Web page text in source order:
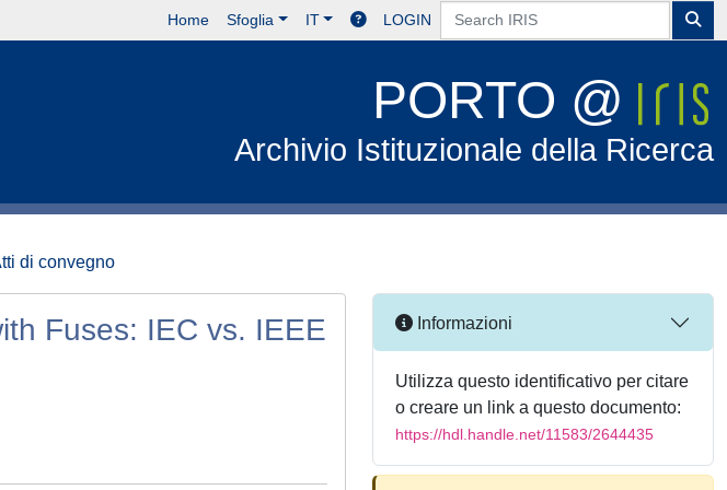
Home Sfoglia IT LOGIN
PORTO @
Archivio Istituzionale della Ricerca
di convegno
Fuses: IEC vs. IEEE
Informazioni
Utilizza questo identificativo per citare
o creare un link a questo documento:
https://hdl.handle.net/11583/2644435